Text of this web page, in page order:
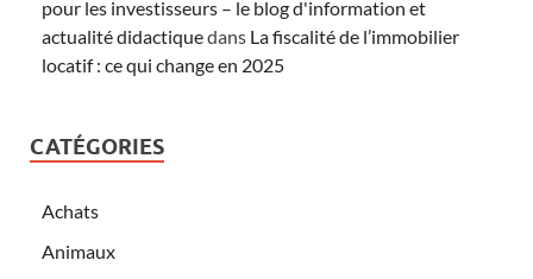
pour les investisseurs – le blog d'information et
actualité didactiquedans La fiscalité de l’immobilier
locatif : ce qui change en 2025
CATÉGORIES
Achats
Animaux